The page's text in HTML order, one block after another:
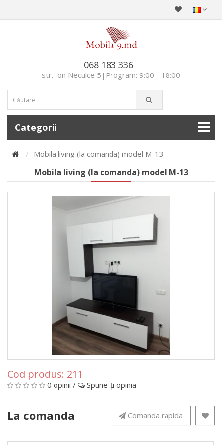
068 183 336
str. Ion Neculce 5|Program: 9:00 - 18:00
Categorii
Mobila living (la comanda) model М-13
Mobila living (la comanda) model М-13
Cod produs: 211
0 opinii / Spune-ţi opinia
La comanda Comanda rapida